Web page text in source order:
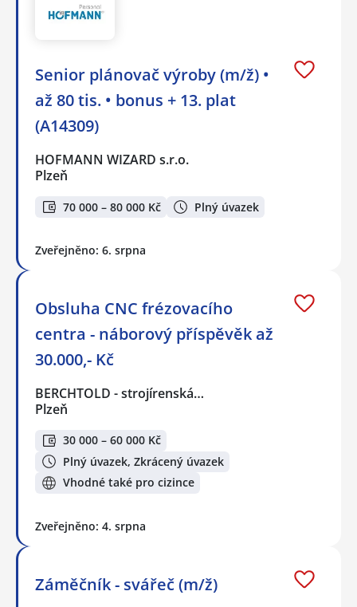
Senior plánovač výroby (m/ž) •
až 80 tis. • bonus + 13. plat
(A14309)
HOFMANN WIZARD s.r.o.
Plzeň
70 000 – 80 000 Kč Plný úvazek
Zveřejněno: 6. srpna
Obsluha CNC frézovacího
centra - náborový příspěvěk až
30.000,- Kč
BERCHTOLD - strojírenská…
Plzeň
30 000 – 60 000 Kč
Plný úvazek, Zkrácený úvazek
Vhodné také pro cizince
Zveřejněno: 4. srpna
Záměčník - svářeč (m/ž)